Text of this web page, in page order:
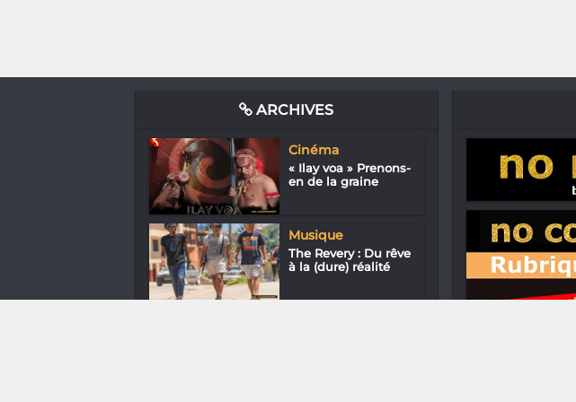
ARCHIVES
Cinéma
« Ilay voa » Prenons-
en de la graine
Musique
The Revery : Du rêve
à la (dure) réalité